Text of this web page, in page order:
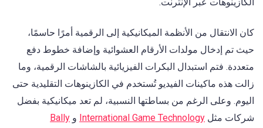
كان الانتقال من الأنظمة الميكانيكية إلى الرقمية أمرًا حاسمًا،
حيث تم إدخال مولدات الأرقام العشوائية وإضافة خطوط دفع
متعددة. فتم استبدال البكرات الفيزيائية بالشاشات الرقمية، وما
زالت هذه ماكينات الفيديو تُستخدم في الكازينوهات التقليدية حتى
اليوم. وعلى الرغم من بساطتها النسبية، لم تعد ميكانيكية بفضل
شركات مثل International Game Technology و Bally